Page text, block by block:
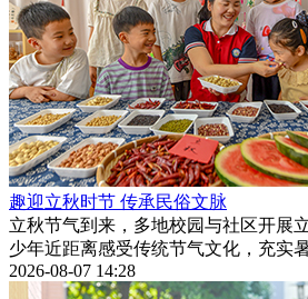
趣迎立秋时节 传承民俗文脉
立秋节气到来，多地校园与社区开展
少年近距离感受传统节气文化，充实
2026-08-07 14:28